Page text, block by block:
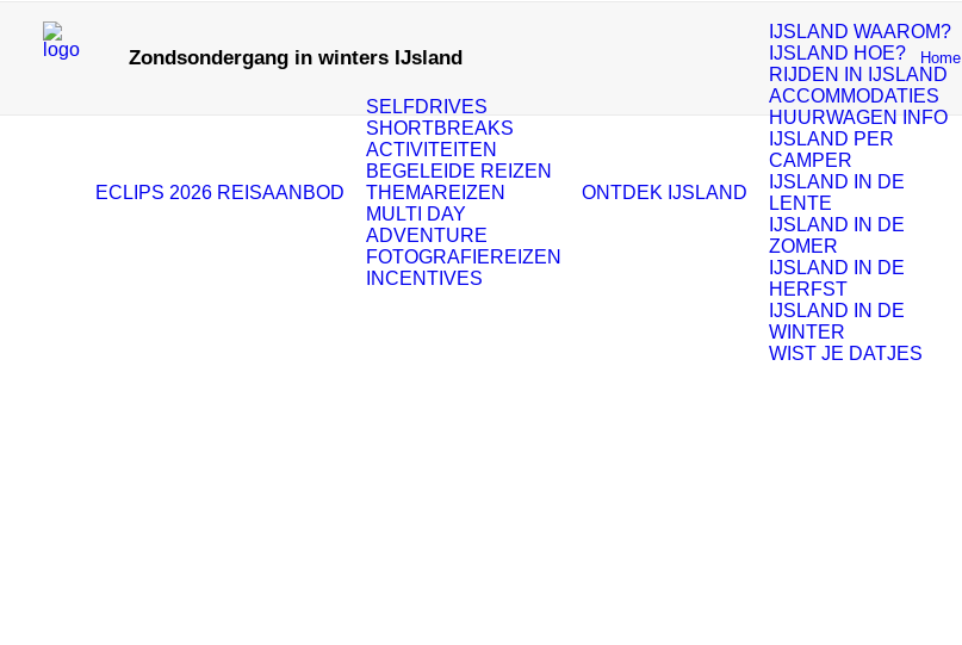
ECLIPS 2026 REISAANBOD
SELFDRIVES
SHORTBREAKS
ACTIVITEITEN
BEGELEIDE REIZEN
THEMAREIZEN
MULTI DAY
ADVENTURE
FOTOGRAFIEREIZEN
INCENTIVES
ONTDEK IJSLAND
IJSLAND WAAROM?
IJSLAND HOE?
RIJDEN IN IJSLAND
ACCOMMODATIES
HUURWAGEN INFO
IJSLAND PER
CAMPER
IJSLAND IN DE
LENTE
IJSLAND IN DE
ZOMER
IJSLAND IN DE
HERFST
IJSLAND IN DE
WINTER
WIST JE DATJES
Zondsondergang in winters IJsland Home